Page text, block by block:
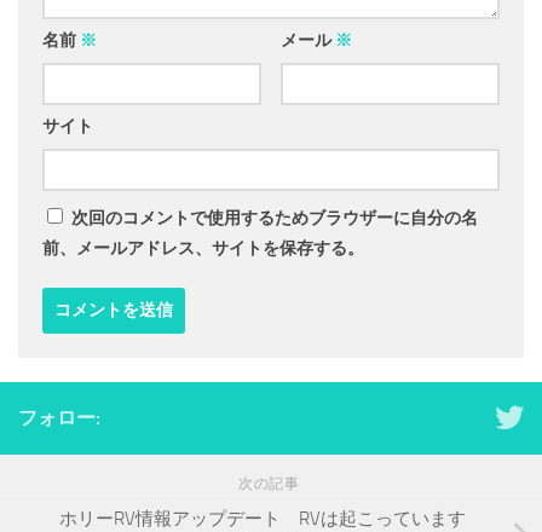
名前 ※ メール ※
サイト
次回のコメントで使用するためブラウザーに自分の名
前、メールアドレス、サイトを保存する。
フォロー:
次の記事
ホリーRV情報アップデート RVは起こっています